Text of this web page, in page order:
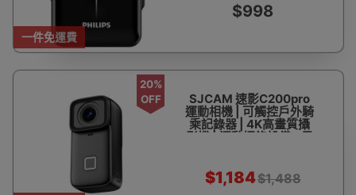
一件免運費
$998
20%
OFF
SJCAM 速影C200pro
運動相機 | 可觸控戶外騎
乘記錄器 | 4K高畫質攝
影機 | 運動攝錄設備 - 黑
$1,184$1,488